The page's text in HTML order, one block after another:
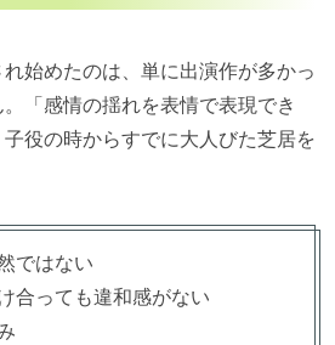
始めたのは、単に出演作が多かっ
「感情の揺れを表情で表現でき
役の時からすでに大人びた芝居を
ではない
合っても違和感がない